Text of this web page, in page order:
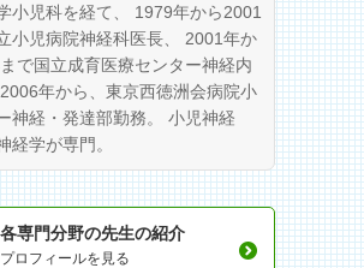
小児科を経て、 1979年から2001
小児病院神経科医長、 2001年か
で国立成育医療センター神経内
年から、東京西徳洲会病院小
神経・発達部勤務。 小児神経
経学が専門。
各専門分野の先生の紹介
プロフィールを見る